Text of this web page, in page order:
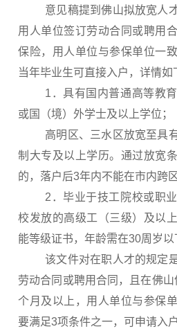
意见稿提到佛山拟放宽人才
用人单位签订劳动合同或聘用
保险，用人单位与参保单位一
当年毕业生可直接入户，详情如
1．具有国内普通高等教育
或国（境）外学士及以上学位；
高明区、三水区放宽至具有
制大专及以上学历。通过放宽
的，落户后3年内不能在市内跨区
2．毕业于技工院校或职业
校发放的高级工（三级）及以
能等级证书，年龄需在30周岁以
该文件对在职人才的规定是
劳动合同或聘用合同，且在佛
个月及以上，用人单位与参保
要满足3项条件之一，可申请入户